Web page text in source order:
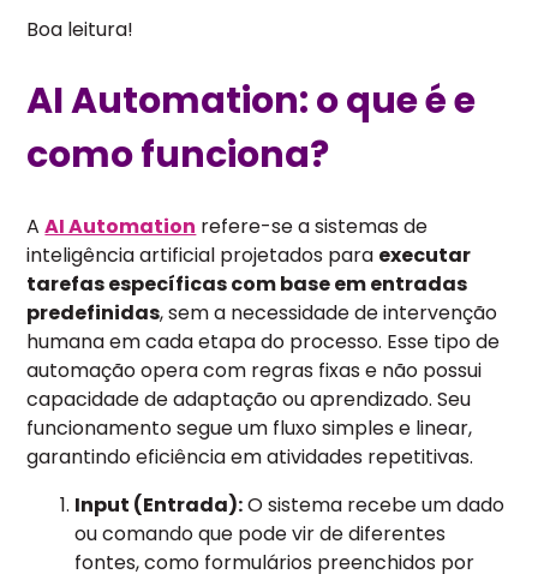
Boa leitura!
AI Automation: o que é e
como funciona?
AAI Automation refere-se a sistemas de
inteligência artificial projetados para executar
tarefas específicas com base em entradas
predefinidas, sem a necessidade de intervenção
humana em cada etapa do processo. Esse tipo de
automação opera com regras fixas e não possui
capacidade de adaptação ou aprendizado. Seu
funcionamento segue um fluxo simples e linear,
garantindo eficiência em atividades repetitivas.
Input (Entrada):O sistema recebe um dado
ou comando que pode vir de diferentes
fontes, como formulários preenchidos por